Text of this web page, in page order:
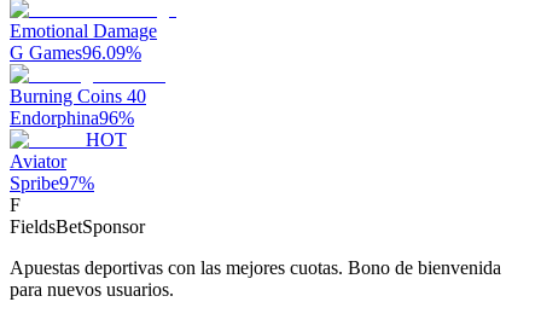
Emotional Damage
G Games96.09%
Burning Coins 40
Endorphina96%
HOT
Aviator
Spribe97%
F
FieldsBetSponsor
Apuestas deportivas con las mejores cuotas. Bono de bienvenida
para nuevos usuarios.